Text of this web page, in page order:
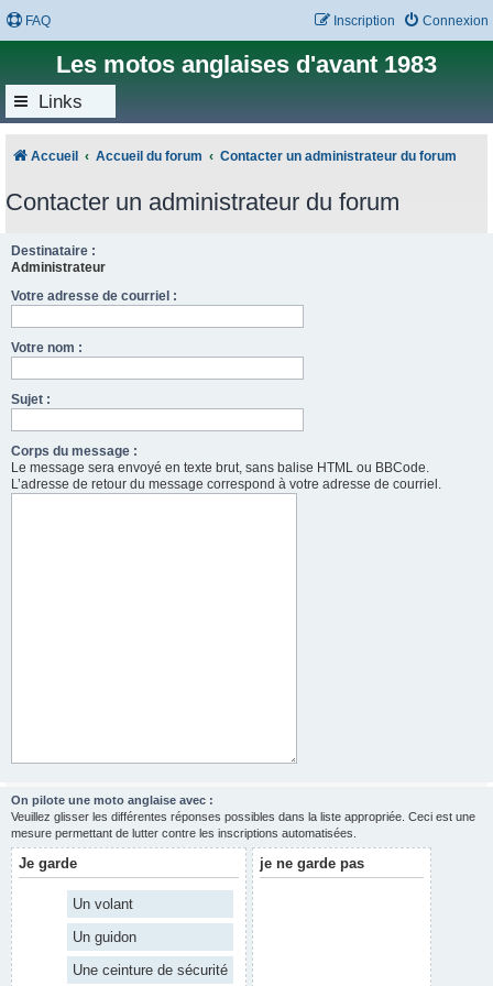
FAQ Connexion
Inscription
Les motos anglaises d'avant 1983
Links
Accueil Accueil du forum Contacter un administrateur du forum
Contacter un administrateur du forum
Destinataire :
Administrateur
Votre adresse de courriel :
Votre nom :
Sujet :
Corps du message :
Le message sera envoyé en texte brut, sans balise HTML ou BBCode.
L’adresse de retour du message correspond à votre adresse de courriel.
On pilote une moto anglaise avec :
Veuillez glisser les différentes réponses possibles dans la liste appropriée. Ceci est une
mesure permettant de lutter contre les inscriptions automatisées.
Je garde
Un volant
Un guidon
Une ceinture de sécurité
je ne garde pas